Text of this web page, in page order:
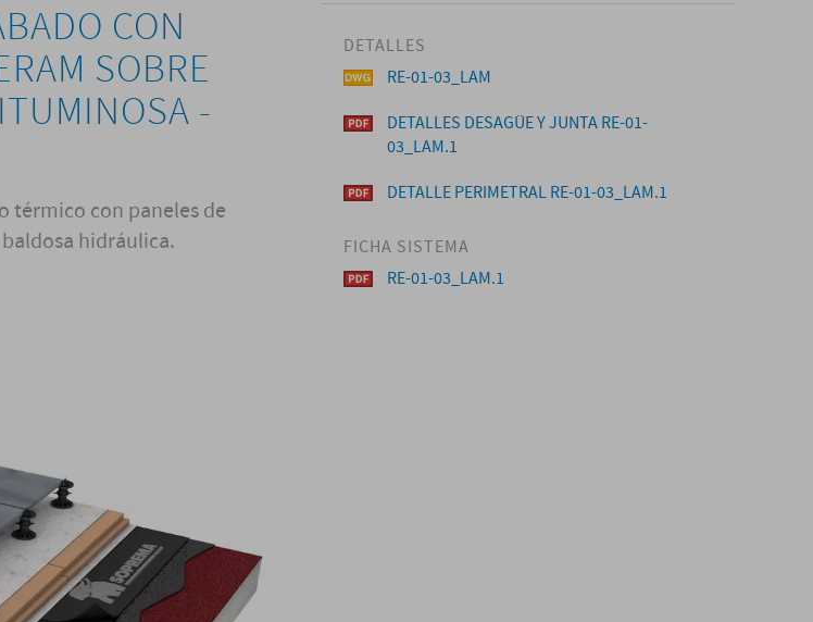
CON
SOBRE
-
térmico con paneles de
hidráulica.
DETALLES
RE-01-03_LAM
DETALLES DESAGÜE Y JUNTA RE-01-
03_LAM.1
DETALLE PERIMETRAL RE-01-03_LAM.1
FICHA SISTEMA
RE-01-03_LAM.1